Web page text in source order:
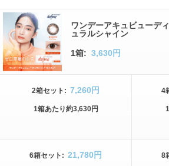
ワンデーアキュビューデ
ュラルシャイン
1箱: 3,630円
2箱セット : 7,260円
1箱あたり約3,630円
4
6箱セット : 21,780円 8